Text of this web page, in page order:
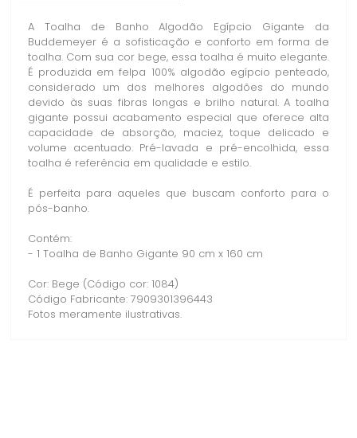
A Toalha de Banho Algodão Egípcio Gigante da
Buddemeyer é a sofisticação e conforto em forma de
toalha. Com sua cor bege, essa toalha é muito elegante.
É produzida em felpa 100% algodão egípcio penteado,
considerado um dos melhores algodões do mundo
devido às suas fibras longas e brilho natural. A toalha
gigante possui acabamento especial que oferece alta
capacidade de absorção, maciez, toque delicado e
volume acentuado. Pré-lavada e pré-encolhida, essa
toalha é referência em qualidade e estilo.
É perfeita para aqueles que buscam conforto para o
pós-banho.
Contém:
- 1 Toalha de Banho Gigante 90 cm x 160 cm
Cor: Bege (Código cor: 1084)
Código Fabricante: 7909301396443
Fotos meramente ilustrativas.